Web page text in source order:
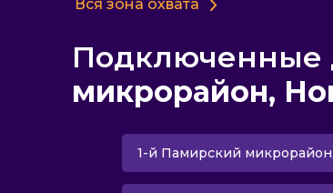
Вся зона охвата
Подключенные
микрорайон,
1-й Памирский